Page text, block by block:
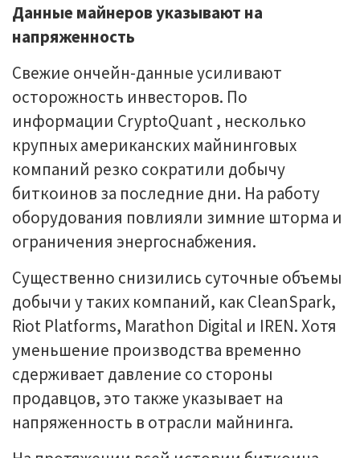
Данные майнеров указывают на
напряженность
Свежие ончейн-данные усиливают
осторожность инвесторов. По
информации CryptoQuant , несколько
крупных американских майнинговых
компаний резко сократили добычу
биткоинов за последние дни. На работу
оборудования повлияли зимние шторма и
ограничения энергоснабжения.
Существенно снизились суточные объемы
добычи у таких компаний, как CleanSpark,
Riot Platforms, Marathon Digital и IREN. Хотя
уменьшение производства временно
сдерживает давление со стороны
продавцов, это также указывает на
напряженность в отрасли майнинга.